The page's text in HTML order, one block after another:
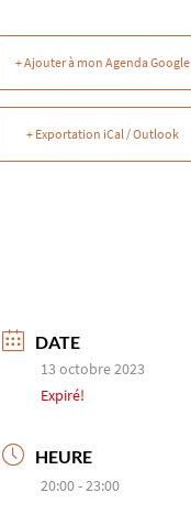
+ Ajouter à mon Agenda Google
+ Exportation iCal / Outlook
DATE
13 octobre 2023
Expiré!
HEURE
20:00 - 23:00